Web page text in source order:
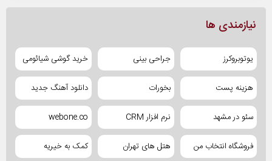
نیازمندی ها
یوتوبروکرز جراحی بینی خرید گوشی شیائومی
هزینه پست بخورات دانلود آهنگ جدید
سئو در مشهد نرم افزار CRM webone.co
فروشگاه انتخاب من هتل های تهران کمک به خیریه